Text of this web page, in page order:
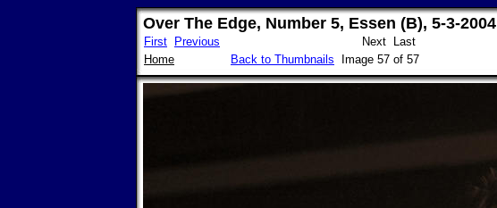
Over The Edge, Number 5, Essen (B), 5-3-2004
First Previous
Next Last
Home
Back to Thumbnails Image 57 of 57